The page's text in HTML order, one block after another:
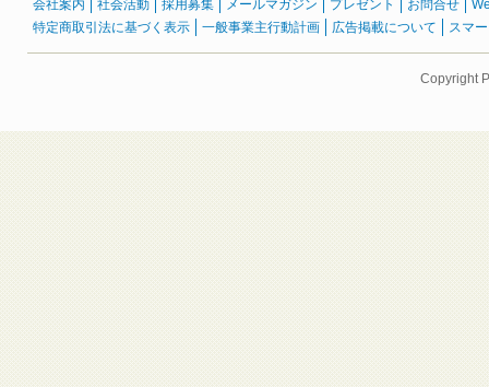
会社案内 社会活動 採用募集 メールマガジン プレゼント お問合せ
特定商取引法に基づく表示
一般事業主行動計画 広告掲載について スマ
Copyright